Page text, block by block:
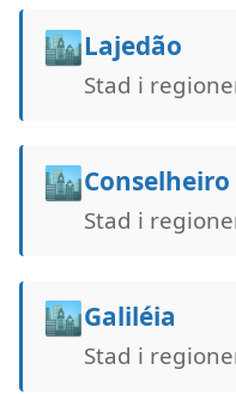
🏙️Lajedão
Stad i
🏙️Conselheiro
Stad i
🏙️Galiléia
Stad i